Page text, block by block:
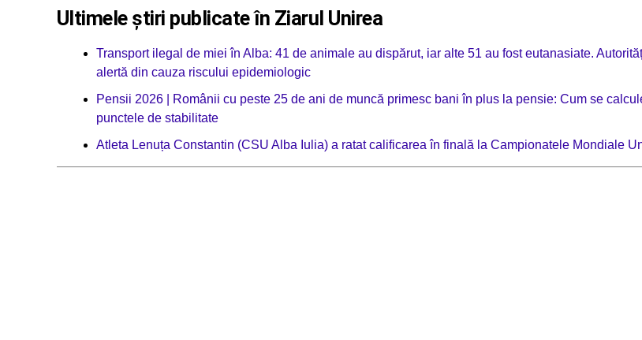
Ultimele știri publicate în Ziarul Unirea
Transport ilegal de miei în Alba: 41 de animale au dispărut, iar alte 51 au fost eutanasiate.
alertă din cauza riscului epidemiologic
Pensii 2026 | Românii cu peste 25 de ani de muncă primesc bani în plus la pensie: Cum se
punctele de stabilitate
Atleta Lenuța Constantin (CSU Alba Iulia) a ratat calificarea în finală la Campionatele Mondiale